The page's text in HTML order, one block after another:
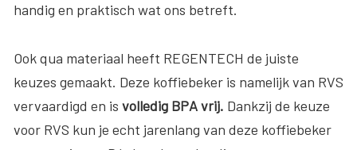
handig en praktisch wat ons betreft.
Ook qua materiaal heeft REGENTECH de juiste
keuzes gemaakt. Deze koffiebeker is namelijk van RVS
vervaardigd en is volledig BPA vrij. Dankzij de keuze
voor RVS kun je echt jarenlang van deze koffiebeker